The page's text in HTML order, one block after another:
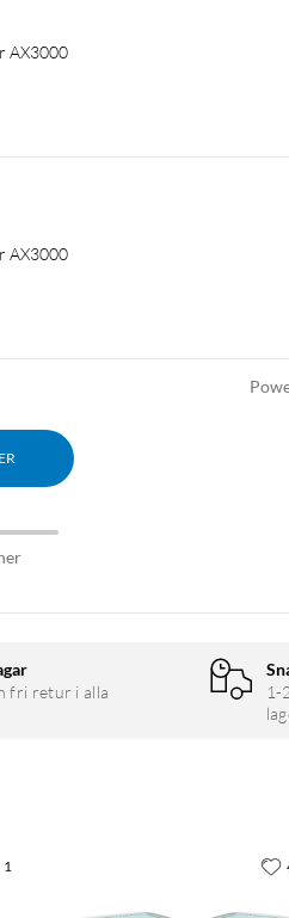
AX3000
AX3000
fri retur i alla
1-
1